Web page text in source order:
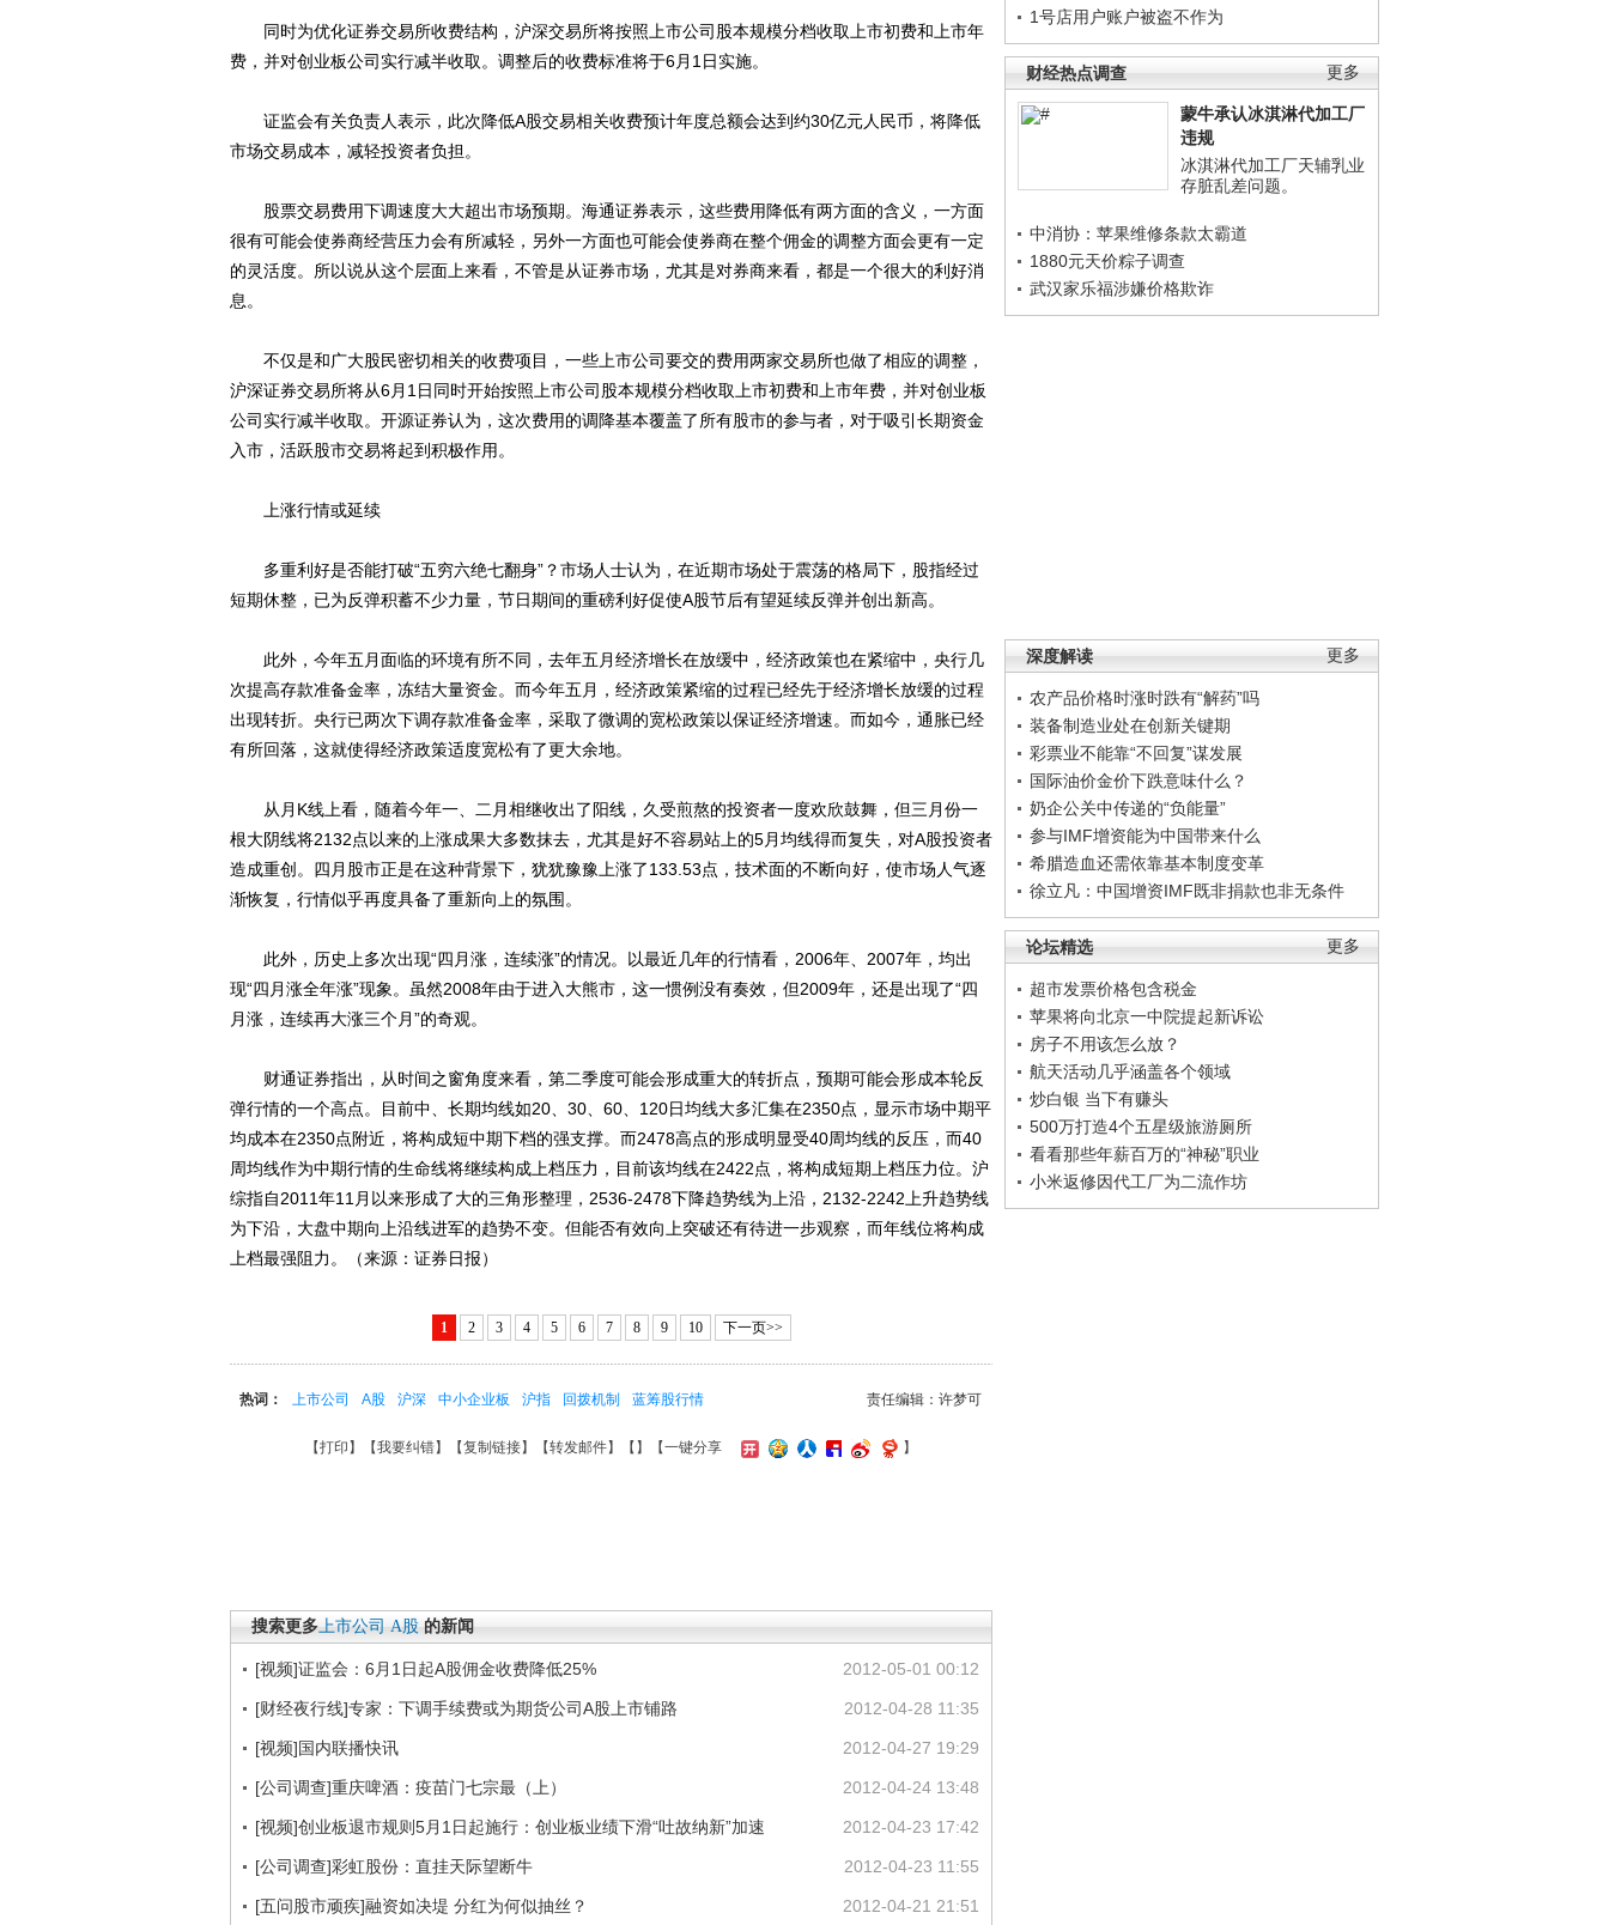
1号店用户账户被盗不作为
更多
财经热点调查
蒙牛承认冰淇淋代加工厂
违规
冰淇淋代加工厂天辅乳业
存脏乱差问题。
中消协：苹果维修条款太霸道
1880元天价粽子调查
武汉家乐福涉嫌价格欺诈
更多
深度解读
农产品价格时涨时跌有“解药”吗
装备制造业处在创新关键期
彩票业不能靠“不回复”谋发展
国际油价金价下跌意味什么？
奶企公关中传递的“负能量”
参与IMF增资能为中国带来什么
希腊造血还需依靠基本制度变革
徐立凡：中国增资IMF既非捐款也非无条件
更多
论坛精选
超市发票价格包含税金
苹果将向北京一中院提起新诉讼
房子不用该怎么放？
航天活动几乎涵盖各个领域
炒白银 当下有赚头
500万打造4个五星级旅游厕所
看看那些年薪百万的“神秘”职业
小米返修因代工厂为二流作坊
同时为优化证券交易所收费结构，沪深交易所将按照上市公司股本规模分档收取上市初费和上市年
费，并对创业板公司实行减半收取。调整后的收费标准将于6月1日实施。
证监会有关负责人表示，此次降低A股交易相关收费预计年度总额会达到约30亿元人民币，将降低
市场交易成本，减轻投资者负担。
股票交易费用下调速度大大超出市场预期。海通证券表示，这些费用降低有两方面的含义，一方面
很有可能会使券商经营压力会有所减轻，另外一方面也可能会使券商在整个佣金的调整方面会更有一定
的灵活度。所以说从这个层面上来看，不管是从证券市场，尤其是对券商来看，都是一个很大的利好消
息。
不仅是和广大股民密切相关的收费项目，一些上市公司要交的费用两家交易所也做了相应的调整，
沪深证券交易所将从6月1日同时开始按照上市公司股本规模分档收取上市初费和上市年费，并对创业板
公司实行减半收取。开源证券认为，这次费用的调降基本覆盖了所有股市的参与者，对于吸引长期资金
入市，活跃股市交易将起到积极作用。
上涨行情或延续
多重利好是否能打破“五穷六绝七翻身”？市场人士认为，在近期市场处于震荡的格局下，股指经过
短期休整，已为反弹积蓄不少力量，节日期间的重磅利好促使A股节后有望延续反弹并创出新高。
此外，今年五月面临的环境有所不同，去年五月经济增长在放缓中，经济政策也在紧缩中，央行几
次提高存款准备金率，冻结大量资金。而今年五月，经济政策紧缩的过程已经先于经济增长放缓的过程
出现转折。央行已两次下调存款准备金率，采取了微调的宽松政策以保证经济增速。而如今，通胀已经
有所回落，这就使得经济政策适度宽松有了更大余地。
从月K线上看，随着今年一、二月相继收出了阳线，久受煎熬的投资者一度欢欣鼓舞，但三月份一
根大阴线将2132点以来的上涨成果大多数抹去，尤其是好不容易站上的5月均线得而复失，对A股投资者
造成重创。四月股市正是在这种背景下，犹犹豫豫上涨了133.53点，技术面的不断向好，使市场人气逐
渐恢复，行情似乎再度具备了重新向上的氛围。
此外，历史上多次出现“四月涨，连续涨”的情况。以最近几年的行情看，2006年、2007年，均出
现“四月涨全年涨”现象。虽然2008年由于进入大熊市，这一惯例没有奏效，但2009年，还是出现了“四
月涨，连续再大涨三个月”的奇观。
财通证券指出，从时间之窗角度来看，第二季度可能会形成重大的转折点，预期可能会形成本轮反
弹行情的一个高点。目前中、长期均线如20、30、60、120日均线大多汇集在2350点，显示市场中期平
均成本在2350点附近，将构成短中期下档的强支撑。而2478高点的形成明显受40周均线的反压，而40
周均线作为中期行情的生命线将继续构成上档压力，目前该均线在2422点，将构成短期上档压力位。沪
综指自2011年11月以来形成了大的三角形整理，2536-2478下降趋势线为上沿，2132-2242上升趋势线
为下沿，大盘中期向上沿线进军的趋势不变。但能否有效向上突破还有待进一步观察，而年线位将构成
上档最强阻力。（来源：证券日报）
1 2 3 4 5 6 7 8 9 10 下一页>>
责任编辑：许梦可
热词： 上市公司 A股 沪深 中小企业板 沪指 回拨机制 蓝筹股行情
【打印 】【我要纠错】【复制链接】【转发邮件】【 】 【一键分享 】
搜索更多上市公司 A股 的新闻
2012-05-01 00:12
[视频]证监会：6月1日起A股佣金收费降低25%
2012-04-28 11:35
[财经夜行线]专家：下调手续费或为期货公司A股上市铺路
2012-04-27 19:29
[视频]国内联播快讯
2012-04-24 13:48
[公司调查]重庆啤酒：疫苗门七宗最（上）
2012-04-23 17:42
[视频]创业板退市规则5月1日起施行：创业板业绩下滑“吐故纳新”加速
2012-04-23 11:55
[公司调查]彩虹股份：直挂天际望断牛
2012-04-21 21:51
[五问股市顽疾]融资如决堤 分红为何似抽丝？